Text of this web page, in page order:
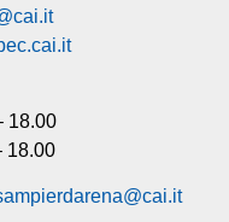
18.00
18.00